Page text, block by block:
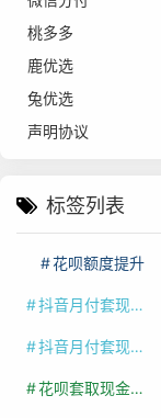
桃多多
鹿优选
兔优选
声明协议
标签列表
花呗额度提升
抖音月付套现多少手续费
抖音月付套现最新方法
花呗套取现金最佳方法